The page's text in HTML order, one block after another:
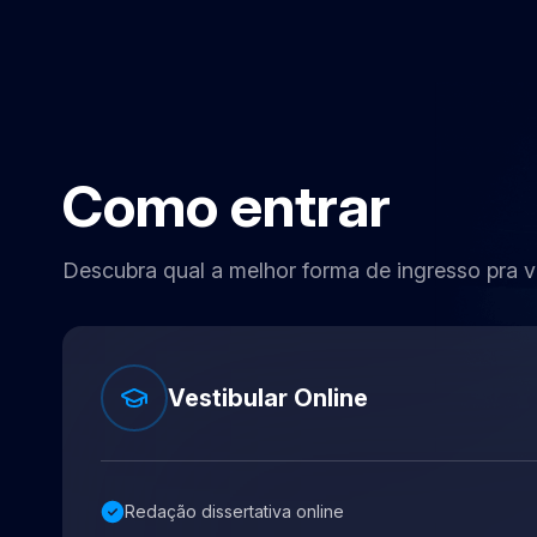
Como entrar
Descubra qual a melhor forma de ingresso pra
Vestibular Online
Redação dissertativa online